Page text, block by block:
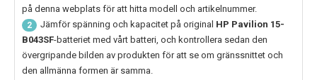
på denna webplats för att hitta modell och artikelnummer.
2 Jämför spänning och kapacitet på original HP Pavilion 15-
B043SF-batteriet med vårt batteri, och kontrollera sedan den
övergripande bilden av produkten för att se om gränssnittet och
den allmänna formen är samma.